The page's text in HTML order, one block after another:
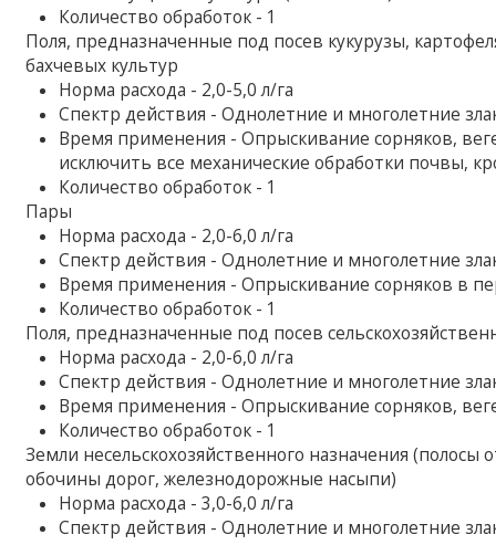
Количество обработок - 1
Поля, предназначенные под посев кукурузы,
бахчевых культур
Норма расхода - 2,0-5,0 л/га
Спектр действия - Однолетние и многолетние
Время применения - Опрыскивание сорняков,
исключить все механические обработки почвы,
Количество обработок - 1
Пары
Норма расхода - 2,0-6,0 л/га
Спектр действия - Однолетние и многолетние
Время применения - Опрыскивание сорняков в
Количество обработок - 1
Поля, предназначенные под посев
Норма расхода - 2,0-6,0 л/га
Спектр действия - Однолетние и многолетние
Время применения - Опрыскивание сорняков,
Количество обработок - 1
Земли несельскохозяйственного назначения
обочины дорог, железнодорожные насыпи)
Норма расхода - 3,0-6,0 л/га
Спектр действия - Однолетние и многолетние